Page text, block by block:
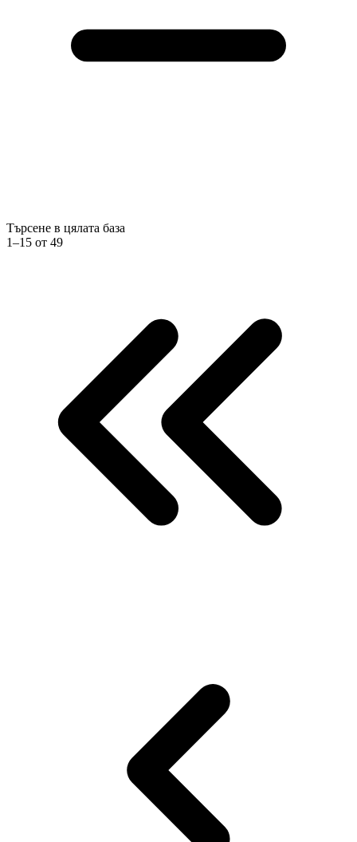
Търсене в цялата база
1–15 от 49